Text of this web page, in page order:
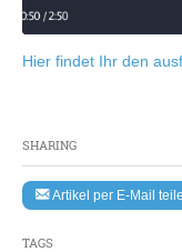
SHARING
Artikel per E-Mail
TAGS
Hier findet Ihr den